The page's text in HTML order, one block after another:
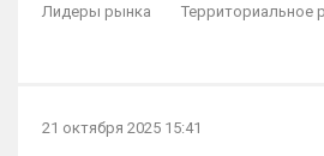
Лидеры рынка
Территориальное
21 октября 2025 15:41